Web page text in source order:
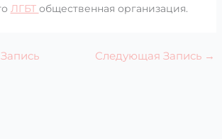
ЛГБТ общественная организация.
Следующая Запись →